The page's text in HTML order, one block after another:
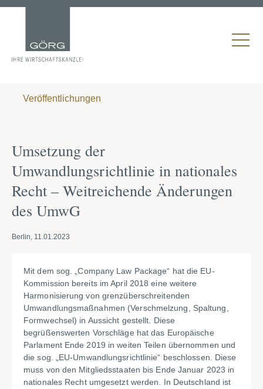
Veröffentlichungen
Umsetzung der
Umwandlungsrichtlinie in nationales
Recht – Weitreichende Änderungen
des UmwG
Berlin, 11.01.2023
Mit dem sog. „Company Law Package“ hat die EU-
Kommission bereits im April 2018 eine weitere
Harmonisierung von grenzüberschreitenden
Umwandlungsmaßnahmen (Verschmelzung, Spaltung,
Formwechsel) in Aussicht gestellt. Diese
begrüßenswerten Vorschläge hat das Europäische
Parlament Ende 2019 in weiten Teilen übernommen und
die sog. „EU-Umwandlungsrichtlinie“ beschlossen. Diese
muss von den Mitgliedsstaaten bis Ende Januar 2023 in
nationales Recht umgesetzt werden. In Deutschland ist